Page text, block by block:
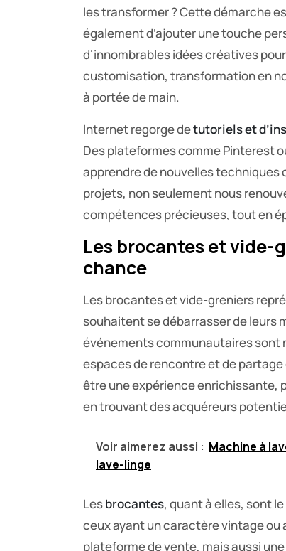
les transformer ? Cette démarche
également d’ajouter une touche
d’innombrables idées créatives
customisation, transformation en
à portée de main.
Internet regorge detutoriels et
Des plateformes comme Pinterest
apprendre de nouvelles techniques
projets, non seulement nous
compétences précieuses, tout en
Les brocantes et vide-
chance
Les brocantes et vide-greniers
souhaitent se débarrasser de leurs
événements communautaires sont
espaces de rencontre et de
être une expérience enrichissante,
en trouvant des acquéreurs
Voir aimerez aussi : Machine à
lave-linge
Lesbrocantes, quant à elles, sont
ceux ayant un caractère vintage
plateforme de vente, mais aussi